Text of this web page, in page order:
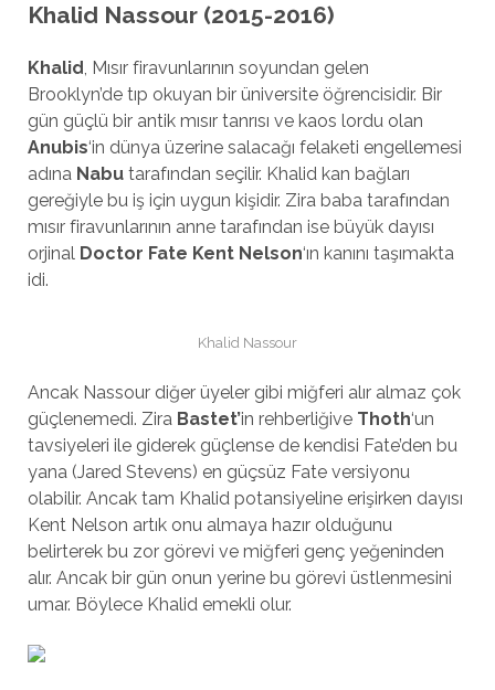
Khalid Nassour (2015-2016)
Khalid, Mısır firavunlarının soyundan gelen
Brooklyn’de tıp okuyan bir üniversite öğrencisidir. Bir
gün güçlü bir antik mısır tanrısı ve kaos lordu olan
Anubis‘in dünya üzerine salacağı felaketi engellemesi
adına Nabutarafından seçilir. Khalid kan bağları
gereğiyle bu iş için uygun kişidir. Zira baba tarafından
mısır firavunlarının anne tarafından ise büyük dayısı
orjinal Doctor Fate Kent Nelson‘ın kanını taşımakta
idi.
Khalid Nassour
Ancak Nassour diğer üyeler gibi miğferi alır almaz çok
güçlenemedi. Zira Bastet’in rehberliğiveThoth‘un
tavsiyeleri ile giderek güçlense de kendisi Fate’den bu
yana (Jared Stevens) en güçsüz Fate versiyonu
olabilir. Ancak tam Khalid potansiyeline erişirken dayısı
Kent Nelson artık onu almaya hazır olduğunu
belirterek bu zor görevi ve miğferi genç yeğeninden
alır. Ancak bir gün onun yerine bu görevi üstlenmesini
umar. Böylece Khalid emekli olur.